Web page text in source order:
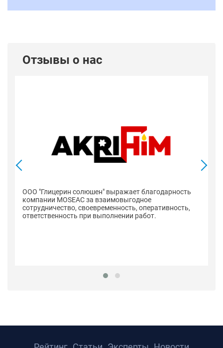
Отзывы о нас
ООО "Глицерин солюшен" выражает благодарность
компании MOSEAC за взаимовыгодное
сотрудничество, своевременность, оперативность,
ответственность при выполнении работ.